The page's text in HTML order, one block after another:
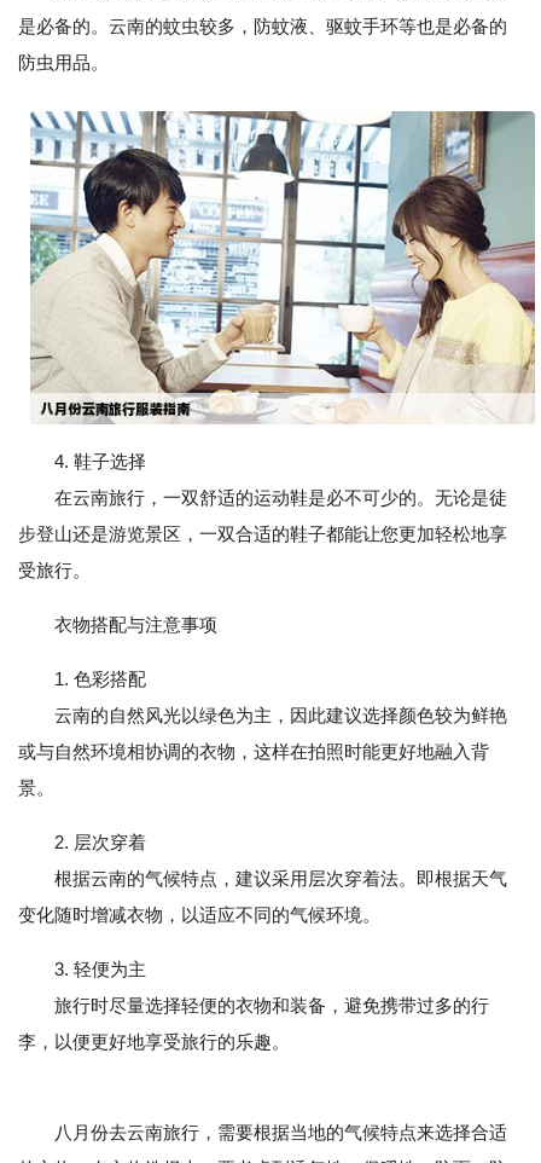
是必备的。云南的蚊虫较多，防蚊液、驱蚊手环等也是必备的
防虫用品。
4. 鞋子选择
在云南旅行，一双舒适的运动鞋是必不可少的。无论是徒
步登山还是游览景区，一双合适的鞋子都能让您更加轻松地享
受旅行。
衣物搭配与注意事项
1. 色彩搭配
云南的自然风光以绿色为主，因此建议选择颜色较为鲜艳
或与自然环境相协调的衣物，这样在拍照时能更好地融入背
景。
2. 层次穿着
根据云南的气候特点，建议采用层次穿着法。即根据天气
变化随时增减衣物，以适应不同的气候环境。
3. 轻便为主
旅行时尽量选择轻便的衣物和装备，避免携带过多的行
李，以便更好地享受旅行的乐趣。
八月份去云南旅行，需要根据当地的气候特点来选择合适